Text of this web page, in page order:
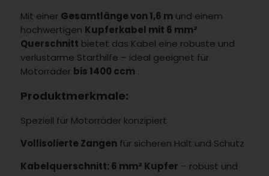
Mit einer Gesamtlänge von 1,6 mund einem
hochwertigen Kupferkabel mit 6 mm²
Querschnitt bietet das Kabel eine robuste und
verlustarme Starthilfe – ideal geeignet für
Motorräder bis 1400 ccm.
Produktmerkmale:
Speziell für Motorräder konzipiert
Vollisolierte Zangenfür sicheren Halt und Schutz
Kabelquerschnitt: 6 mm² Kupfer – robust und